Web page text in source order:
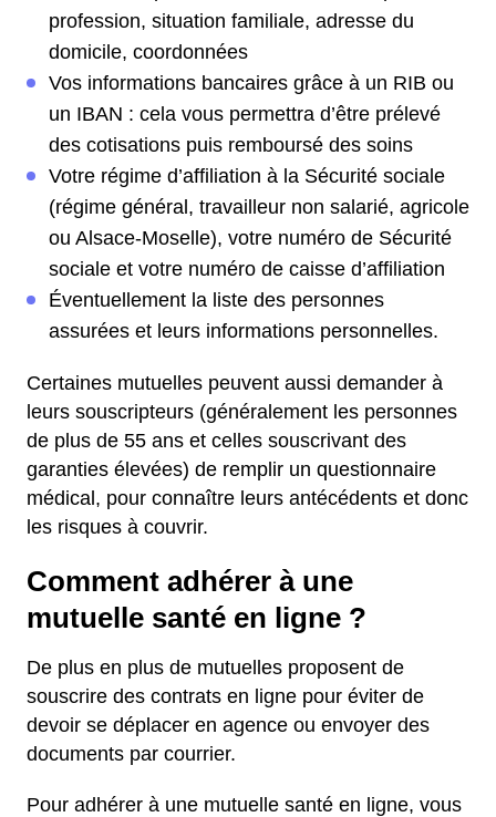
profession, situation familiale, adresse du
domicile, coordonnées
Vos informations bancaires grâce à un RIB ou
un IBAN : cela vous permettra d’être prélevé
des cotisations puis remboursé des soins
Votre régime d’affiliation à la Sécurité sociale
(régime général, travailleur non salarié, agricole
ou Alsace-Moselle), votre numéro de Sécurité
sociale et votre numéro de caisse d’affiliation
Éventuellement la liste des personnes
assurées et leurs informations personnelles.
Certaines mutuelles peuvent aussi demander à
leurs souscripteurs (généralement les personnes
de plus de 55 ans et celles souscrivant des
garanties élevées) de remplir un questionnaire
médical, pour connaître leurs antécédents et donc
les risques à couvrir.
Comment adhérer à une
mutuelle santé en ligne ?
De plus en plus de mutuelles proposent de
souscrire des contrats en ligne pour éviter de
devoir se déplacer en agence ou envoyer des
documents par courrier.
Pour adhérer à une mutuelle santé en ligne, vous